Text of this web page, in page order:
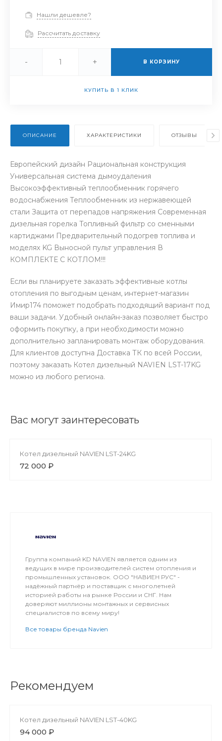
Нашли дешевле?
Рассчитать доставку
- + В КОРЗИНУ
КУПИТЬ В 1 КЛИК
ОПИСАНИЕ ХАРАКТЕРИСТИКИ ОТЗЫВЫ
Европейский дизайн Рациональная конструкция
Универсальная система дымоудаления
Высокоэффективный теплообменник горячего
водоснабжения Теплообменник из нержавеющей
стали Защита от перепадов напряжения Современная
дизельная горелка Топливный фильтр со сменными
картиджами Предварительный подогрев топлива и
моделях KG Выносной пульт управления В
КОМПЛЕКТЕ С КОТЛОМ!!!
Если вы планируете заказать эффективные котлы
отопления по выгодным ценам, интернет-магазин
Имир174 поможет подобрать подходящий вариант под
ваши задачи. Удобный онлайн-заказ позволяет быстро
оформить покупку, а при необходимости можно
дополнительно запланировать монтаж оборудования.
Для клиентов доступна Доставка ТК по всей России,
поэтому заказать Котел дизельный NAVIEN LST-17KG
можно из любого региона.
Вас могут заинтересовать
Котел дизельный NAVIEN LST-24KG
72 000 ₽
Группа компаний KD NAVIEN является одним из
ведущих в мире производителей систем отопления и
промышленных установок. ООО "НАВИЕН РУС" -
надёжный партнёр и поставщик с многолетней
историей работы на рынке России и СНГ. Нам
доверяют миллионы монтажных и сервисных
специалистов по всему миру!
Все товары бренда Navien
Рекомендуем
Котел дизельный NAVIEN LST-40KG
94 000 ₽